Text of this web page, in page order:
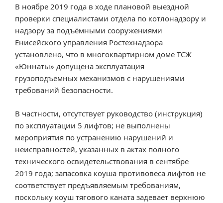
В ноябре 2019 года в ходе плановой выездной
проверки специалистами отдела по котлонадзору и
надзору за подъёмными сооружениями
Енисейского управления Ростехнадзора
установлено, что в многоквартирном доме ТСЖ
«Юннаты» допущена эксплуатация
грузоподъемных механизмов с нарушениями
требований безопасности.
В частности, отсутствует руководство (инструкция)
по эксплуатации 5 лифтов; не выполнены
мероприятия по устранению нарушений и
неисправностей, указанных в актах полного
технического освидетельствования в сентябре
2019 года; запасовка коуша противовеса лифтов не
соответствует предъявляемым требованиям,
поскольку коуш тягового каната задевает верхнюю